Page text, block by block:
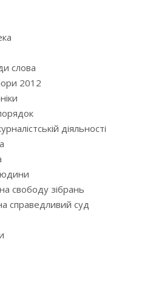
слова
2012
діяльності
свободу зібрань
справедливий суд